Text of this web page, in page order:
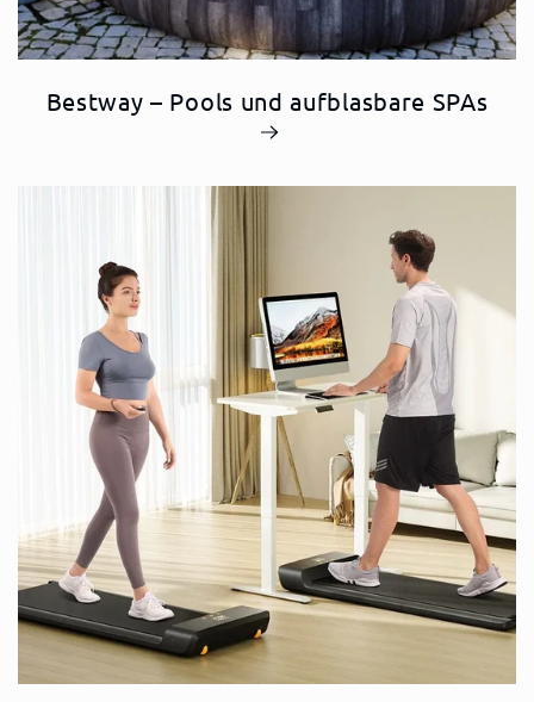
Bestway – Pools und aufblasbare SPAs